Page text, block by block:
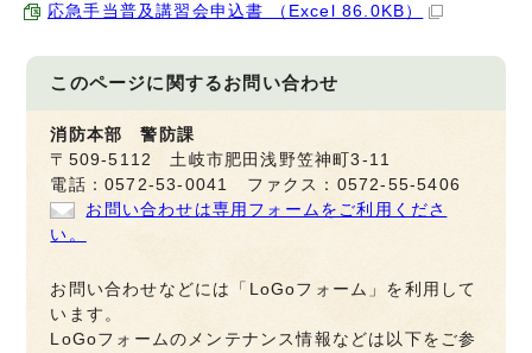
応急手当普及講習会申込書 （Excel 86.0KB）
このページに関するお問い合わせ
消防本部 警防課
〒509-5112 土岐市肥田浅野笠神町3-11
電話：0572-53-0041 ファクス：0572-55-5406
お問い合わせは専用フォームをご利用くださ
い。
お問い合わせなどには「LoGoフォーム」を利用して
います。
LoGoフォームのメンテナンス情報などは以下をご参